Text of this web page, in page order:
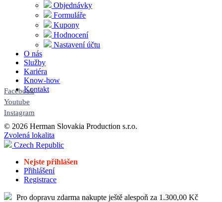
Objednávky
Formuláře
Kupony
Hodnocení
Nastavení účtu
O nás
Služby
Kariéra
Know-how
Kontakt
Facebook
Youtube
Instagram
© 2026 Herman Slovakia Production s.r.o.
Zvolená lokalita
Czech Republic
Nejste přihlášen
Přihlášení
Registrace
Pro dopravu zdarma nakupte ještě alespoň za 1.300,00 Kč